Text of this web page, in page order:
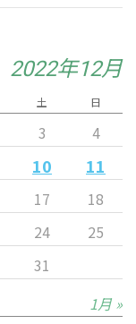
2022年12月
土 日
3 4
10 11
17
18
24 25
31
1月 »